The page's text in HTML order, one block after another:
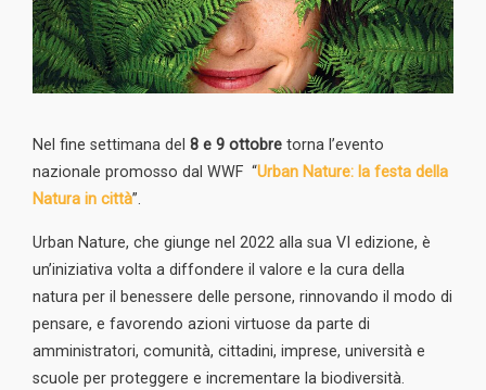
Nel fine settimana del 8 e 9 ottobre torna l’evento
nazionale promosso dal WWF “Urban Nature: la festa della
Natura in città”.
Urban Nature, che giunge nel 2022 alla sua VI edizione, è
un’iniziativa volta a diffondere il valore e la cura della
natura per il benessere delle persone, rinnovando il modo di
pensare, e favorendo azioni virtuose da parte di
amministratori, comunità, cittadini, imprese, università e
scuole per proteggere e incrementare la biodiversità.